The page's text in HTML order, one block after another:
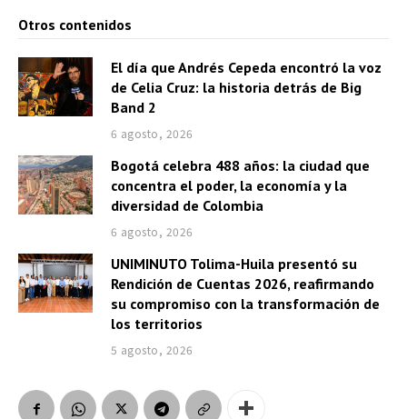
Otros contenidos
El día que Andrés Cepeda encontró la voz
de Celia Cruz: la historia detrás de Big
Band 2
6 agosto, 2026
Bogotá celebra 488 años: la ciudad que
concentra el poder, la economía y la
diversidad de Colombia
6 agosto, 2026
UNIMINUTO Tolima-Huila presentó su
Rendición de Cuentas 2026, reafirmando
su compromiso con la transformación de
los territorios
5 agosto, 2026